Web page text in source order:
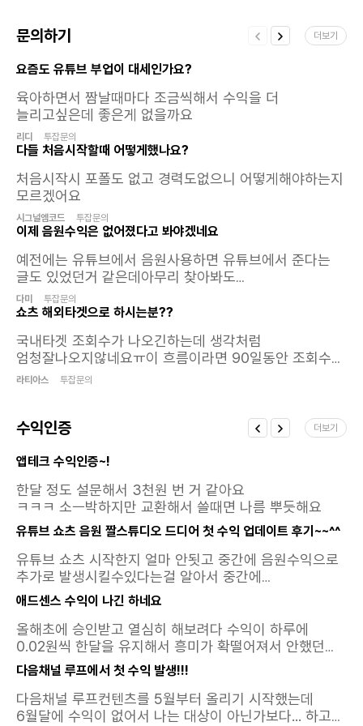
되신 후 파트너 활동 가이드 문서에서 확인해
보실 수 있어요.Q.그 밖에 주의 사항 있나요?
A.불법적이고 선정적인 콘텐츠 등 부정한
방법으로 홍보하실 경우 수익금이 지급되지
않아요.
문의하기 더보기
요즘도 유튜브 부업이 대세인가요?
육아하면서 짬날때마다 조금씩해서 수익을 더
늘리고싶은데 좋은게 없을까요
리디 투잡문의
다들 처음시작할때 어떻게했나요?
처음시작시 포폴도 없고 경력도없으니 어떻게해야하는지
모르겠어요
시그널엠코드 투잡문의
이제 음원수익은 없어졌다고 봐야겠네요
예전에는 유튜브에서 음원사용하면 유튜브에서 준다는
글도 있었던거 같은데아무리 찾아봐도
없네요 짤스튜디오 여기가 그래도 잘쳐주는곳이였는데
이제는 날라갔으니조회수익과 광고수익 쿠파스 수익만을
ㅋㅋㅋㅋㅋㅋㅋㅋㅋ 진짜 잡힐듯말듯
다미 투잡문의
쇼츠 해외타겟으로 하시는분??
국내타겟 조회수가 나오긴하는데 생각처럼
엄청잘나오지않네요ㅠ이 흐름이라면 90일동안 조회수
1000만을 무조건 못채우는 상황이라..해외로 타겟을
터지면 크 케파가 훨씬큰것같아서요
라티아스 투잡문의
수익인증 더보기
앱테크 수익인증~!
한달 정도 설문해서 3천원 번 거 같아요
ㅋㅋㅋ 소ㅡ박하지만 교환해서 쓸때면 나름 뿌듯해요
유튜브 쇼츠 음원 짤스튜디오 드디어 첫 수익 업데이트 후기~~^^
유튜브 쇼츠 시작한지 얼마 안됫고 중간에 음원수익으로
추가로 발생시킬수있다는걸 알아서 중간에
추가했었는데요~~첫 수익이 드디어 찍혔네요
ㅎ절망적인 숫자이지만... 이때 영상이 조회수가 낮아서
그런거라고 위안을 삼으며 ... 쌓이고 또 쌓이면 이 수익
또한 많아지리라.. 라고 마음을 진정시키며오늘도 영상을
만들어봅니다
애드센스 수익이 나긴 하네요
올해초에 승인받고 열심히 해보려다 수익이 하루에
0.02원씩 한달을 유지해서 흥미가 확떨어져서 안했던
애드센스워프로 만들어서 했었는데 이제는 어떻게
만지는 지도 까먹었네요포스팅한글중에 어떤 한두개가
벌어다준 수익같은데 좀더 찾아보고..유튜브 / 애드센스
같이 해봐야겠네요 갑자기 생각나서 들어가봣는데
다음채널 루프에서 첫 수익 발생!!!
다음채널 루프컨텐츠를 5월부터 올리기 시작했는데
6월달에 수익이 없어서 나는 대상이 아닌가보다... 하고